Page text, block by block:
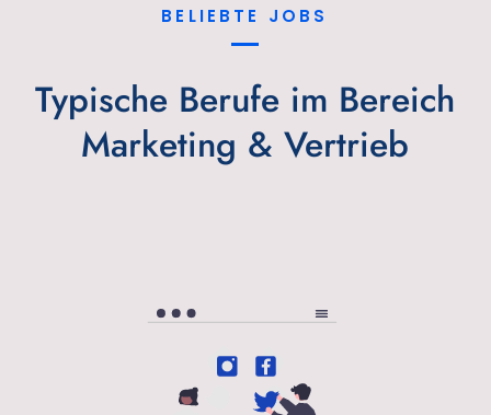
BELIEBTE JOBS
Typische Berufe im Bereich
Marketing & Vertrieb